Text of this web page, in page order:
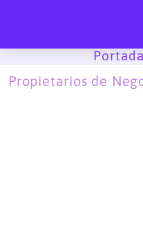
Portada
Propietarios de